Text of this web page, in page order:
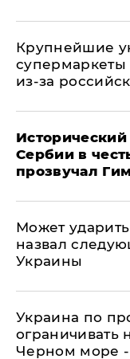
Крупнейшие
супермаркеты
из-за
Сербии в
прозвучал
Может
назвал
Украины
Украина по
ограничивать
Черном море